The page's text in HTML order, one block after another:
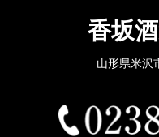
香坂
山形県米沢